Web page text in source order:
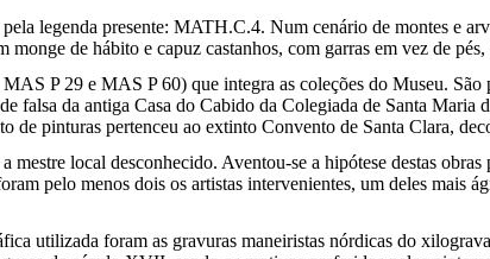
legenda presente: MATH.C.4. Num cenário de montes e
de hábito e capuz castanhos, com garras em vez de pés,
P 29 e MAS P 60) que integra as coleções do Museu.
falsa da antiga Casa do Cabido da Colegiada de Santa
de pinturas pertenceu ao extinto Convento de Santa Clara,
mestre local desconhecido. Aventou-se a hipótese destas
pelo menos dois os artistas intervenientes, um deles mais
utilizada foram as gravuras maneiristas nórdicas do